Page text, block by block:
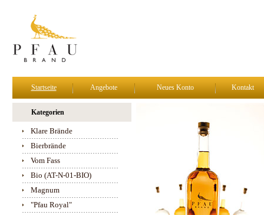
Startseite Angebote Neues Konto Kontakt
Kategorien
Klare Brände
Bierbrände
Vom Fass
Bio (AT-N-01-BIO)
Magnum
"Pfau Royal"